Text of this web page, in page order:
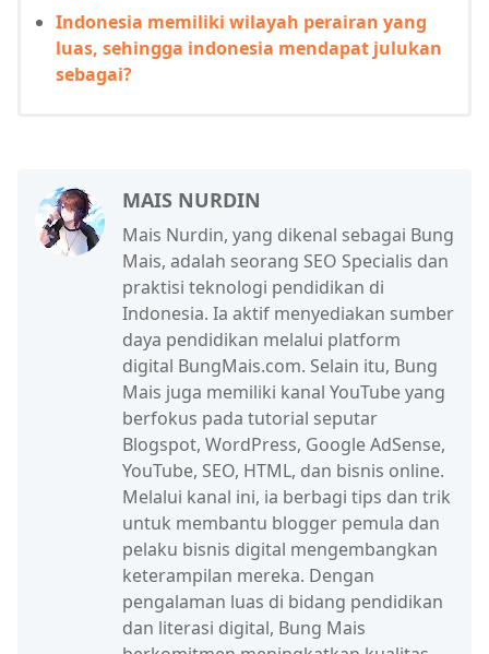
Indonesia memiliki wilayah perairan yang
luas, sehingga indonesia mendapat julukan
sebagai?
MAIS NURDIN
Mais Nurdin, yang dikenal sebagai Bung
Mais, adalah seorang SEO Specialis dan
praktisi teknologi pendidikan di
Indonesia. Ia aktif menyediakan sumber
daya pendidikan melalui platform
digital BungMais.com. Selain itu, Bung
Mais juga memiliki kanal YouTube yang
berfokus pada tutorial seputar
Blogspot, WordPress, Google AdSense,
YouTube, SEO, HTML, dan bisnis online.
Melalui kanal ini, ia berbagi tips dan trik
untuk membantu blogger pemula dan
pelaku bisnis digital mengembangkan
keterampilan mereka. Dengan
pengalaman luas di bidang pendidikan
dan literasi digital, Bung Mais